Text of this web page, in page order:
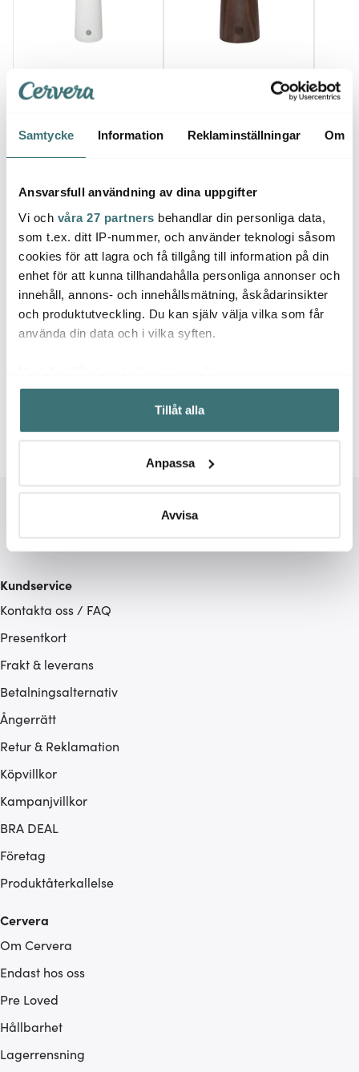
Samtycke Information Reklaminställningar Om
Ansvarsfull användning av dina uppgifter
Vi och våra 27 partners behandlar din personliga data,
som t.ex. ditt IP-nummer, och använder teknologi såsom
cookies för att lagra och få tillgång till information på din
enhet för att kunna tillhandahålla personliga annonser och
innehåll, annons- och innehållsmätning, åskådarinsikter
och produktutveckling. Du kan själv välja vilka som får
använda din data och i vilka syften.
Samla in information om din geografiska plats som
kan ha en noggrannhet på upp till flera meter
Identifiera din enhet genom att aktivt skanna den för
Ta reda på mer om hur dina personliga uppgifter
Du kan ändra eller dra tillbaka ditt samtycke när som
ska anpassas efter det som vi tror att du tycker om. Det
gör också att vi kan analysera vår trafik och göra
som du vill dela med dig av.
Tillåt alla
Anpassa
Avvisa
Crushgrind
Stockholm kryddkvarn
359 kr 599 kr
Stockholm kryddkvarn
600 kr 349
Låt dig inspireras av våra kunder
Salt och Pepparkvarnar Pepparkvarn
Kundservice
Kontakta oss / FAQ
Presentkort
Frakt & leverans
Betalningsalternativ
Ångerrätt
Retur & Reklamation
Köpvillkor
Kampanjvillkor
BRA DEAL
Företag
Produktåterkallelse
Cervera
Om Cervera
Endast hos oss
Pre Loved
Hållbarhet
Lagerrensning